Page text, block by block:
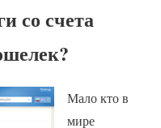
со счета
Мало кто в
мире